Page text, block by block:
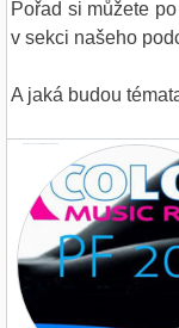
Pořad si můžete
v sekci našeho
A jaká budou